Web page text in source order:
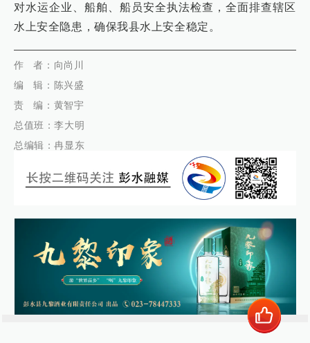
对水运企业、船舶、船员安全执法检查，全面排查辖区
水上安全隐患，确保我县水上安全稳定。
代佳兴
作者：向尚川
编 辑：陈兴盛
责 编：黄智宇
总值班：李大明
总编辑：冉显东